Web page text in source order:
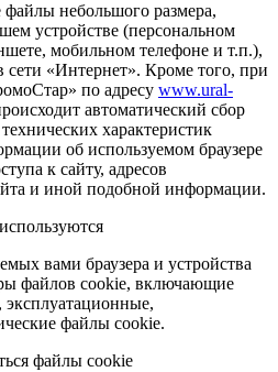
небольшого размера,
устройстве (персональном
мобильном телефоне и т.п.),
сети «Интернет». Кроме того, при
по адресу www.ural-
автоматический сбор
характеристик
об используемом браузере
к сайту, адресов
и иной подобной информации.
вами браузера и устройства
файлов cookie, включающие
эксплуатационные,
файлы cookie.
файлы cookie